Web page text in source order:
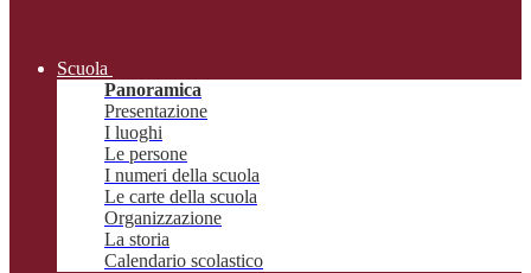
Scuola
Panoramica
Presentazione
I luoghi
Le persone
I numeri della scuola
Le carte della scuola
Organizzazione
La storia
Calendario scolastico